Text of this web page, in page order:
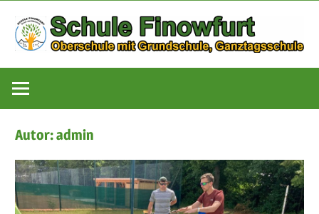
Inhalt
springen
Schule
Finowfurt
mit
Autor:admin